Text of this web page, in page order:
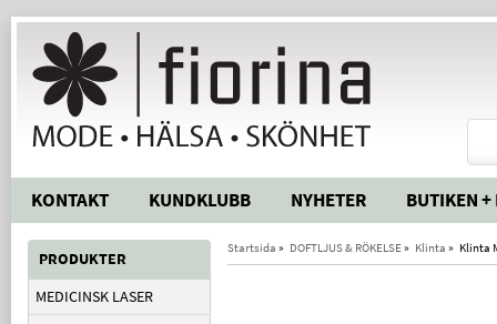
KONTAKT KUNDKLUBB NYHETER BUTIKEN +
PRODUKTER
MEDICINSK LASER
Startsida » DOFTLJUS & RÖKELSE » Klinta » Klinta